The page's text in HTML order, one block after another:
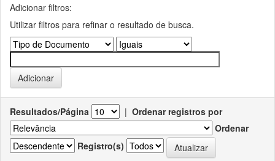
Adicionar filtros:
Utilizar filtros para refinar o resultado de busca.
Resultados/Página | Ordenar registros por
Ordenar
Registro(s)